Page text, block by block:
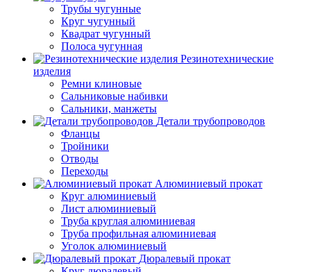
Трубы чугунные
Круг чугунный
Квадрат чугунный
Полоса чугунная
Резинотехнические
изделия
Ремни клиновые
Сальниковые набивки
Сальники, манжеты
Детали трубопроводов
Фланцы
Тройники
Отводы
Переходы
Алюминиевый прокат
Круг алюминиевый
Лист алюминиевый
Труба круглая алюминиевая
Труба профильная алюминиевая
Уголок алюминиевый
Дюралевый прокат